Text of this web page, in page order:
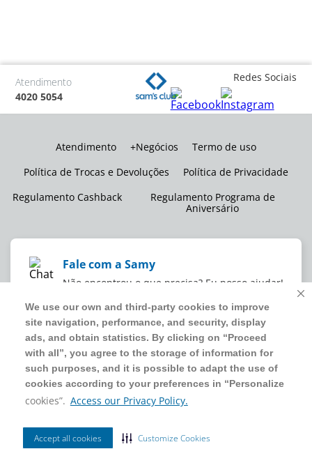
We use our own and third-party cookies to improve
site navigation, performance, and security, display
ads, and obtain statistics. By clicking on “Proceed
with all”, you agree to the storage of information for
such purposes, and it is possible to adapt the use of
cookies according to your preferences in “Personalize
cookies”. Access our Privacy Policy.
Accept all cookies Customize Cookies
We use our own and third-party cookies to improve
site navigation, performance, and security, display
ads, and obtain statistics. By clicking on “Proceed
with all”, you agree to the storage of information for
such purposes, and it is possible to adapt the use of
cookies according to your preferences in “Personalize
cookies”. Access our Privacy Policy.
Accept all cookies Customize Cookies
Atendimento
4020 5054
Redes Sociais
Atendimento +Negócios
Termo de uso
Política de Trocas e Devoluções
Política de Privacidade
Regulamento Cashback
Regulamento Programa de
Aniversário
Fale com a Samy
Não encontrou o que precisa? Eu posso ajudar!
WMB SUPERMERCADOS DO BRASIL LTDA
CNPJ sob o nº
00.063.960/0001-09
sediada na Av. Tucunaré, nº
125, Barueri, SP, CEP 06460-020
4020 5054
2024 Sam's Club | Todos os direitos reservados.